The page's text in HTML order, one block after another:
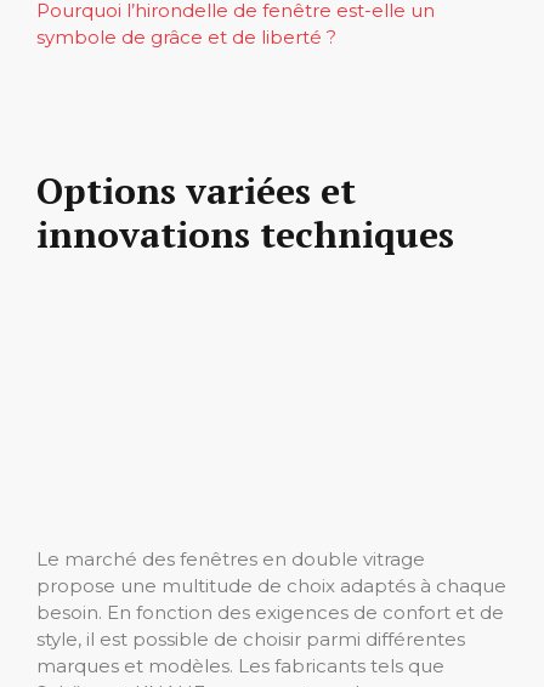
Pourquoi l’hirondelle de fenêtre est-elle un
symbole de grâce et de liberté ?
Options variées et
innovations techniques
Le marché des fenêtres en double vitrage
propose une multitude de choix adaptés à chaque
besoin. En fonction des exigences de confort et de
style, il est possible de choisir parmi différentes
marques et modèles. Les fabricants tels que